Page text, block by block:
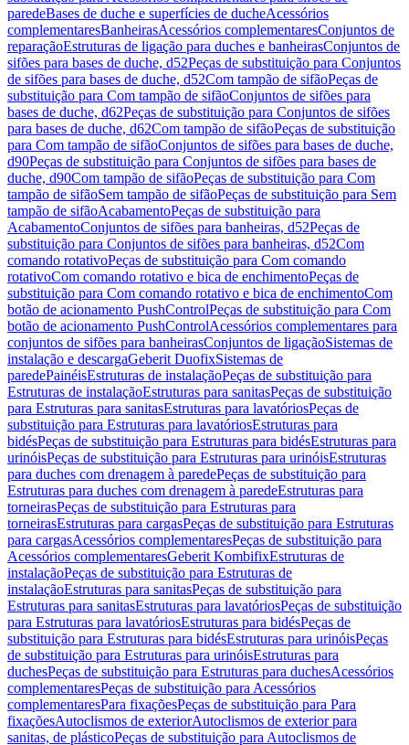
paredeBases de duche e superfícies de ducheAcessórios
complementaresBanheirasAcessórios complementaresConjuntos de
reparaçãoEstruturas de ligação para duches e banheirasConjuntos de
sifões para bases de duche, d52Peças de substituição para Conjuntos
de sifões para bases de duche, d52Com tampão de sifãoPeças de
substituição para Com tampão de sifãoConjuntos de sifões para
bases de duche, d62Peças de substituição para Conjuntos de sifões
para bases de duche, d62Com tampão de sifãoPeças de substituição
para Com tampão de sifãoConjuntos de sifões para bases de duche,
d90Peças de substituição para Conjuntos de sifões para bases de
duche, d90Com tampão de sifãoPeças de substituição para Com
tampão de sifãoSem tampão de sifãoPeças de substituição para Sem
tampão de sifãoAcabamentoPeças de substituição para
AcabamentoConjuntos de sifões para banheiras, d52Peças de
substituição para Conjuntos de sifões para banheiras, d52Com
comando rotativoPeças de substituição para Com comando
rotativoCom comando rotativo e bica de enchimentoPeças de
substituição para Com comando rotativo e bica de enchimentoCom
botão de acionamento PushControlPeças de substituição para Com
botão de acionamento PushControlAcessórios complementares para
conjuntos de sifões para banheirasConjuntos de ligaçãoSistemas de
instalação e descargaGeberit DuofixSistemas de
paredePainéisEstruturas de instalaçãoPeças de substituição para
Estruturas de instalaçãoEstruturas para sanitasPeças de substituição
para Estruturas para sanitasEstruturas para lavatóriosPeças de
substituição para Estruturas para lavatóriosEstruturas para
bidésPeças de substituição para Estruturas para bidésEstruturas para
urinóisPeças de substituição para Estruturas para urinóisEstruturas
para duches com drenagem à paredePeças de substituição para
Estruturas para duches com drenagem à paredeEstruturas para
torneirasPeças de substituição para Estruturas para
torneirasEstruturas para cargasPeças de substituição para Estruturas
para cargasAcessórios complementaresPeças de substituição para
Acessórios complementaresGeberit KombifixEstruturas de
instalaçãoPeças de substituição para Estruturas de
instalaçãoEstruturas para sanitasPeças de substituição para
Estruturas para sanitasEstruturas para lavatóriosPeças de substituição
para Estruturas para lavatóriosEstruturas para bidésPeças de
substituição para Estruturas para bidésEstruturas para urinóisPeças
de substituição para Estruturas para urinóisEstruturas para
duchesPeças de substituição para Estruturas para duchesAcessórios
complementaresPeças de substituição para Acessórios
complementaresPara fixaçõesPeças de substituição para Para
fixaçõesAutoclismos de exteriorAutoclismos de exterior para
sanitas, de plásticoPeças de substituição para Autoclismos de